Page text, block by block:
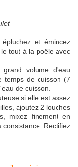
et émincez
tout à la poêle avec
volume d'eau
temps de cuisson (7
de cuisson.
si elle est assez
ajoutez 2 louches
mixez finement en
consistance. Rectifiez